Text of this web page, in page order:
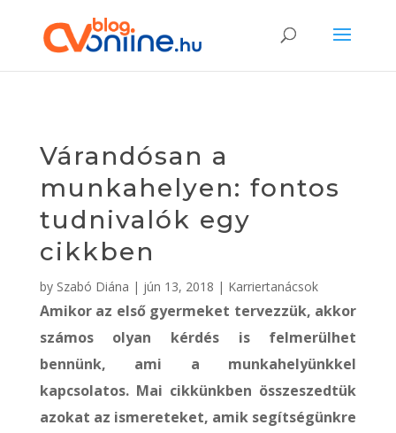
Várandósan a
munkahelyen: fontos
tudnivalók egy
cikkben
by Szabó Diána | jún 13, 2018 | Karriertanácsok
Amikor az első gyermeket tervezzük, akkor
számos olyan kérdés is felmerülhet
bennünk, ami a munkahelyünkkel
kapcsolatos. Mai cikkünkben összeszedtük
azokat az ismereteket, amik segítségünkre